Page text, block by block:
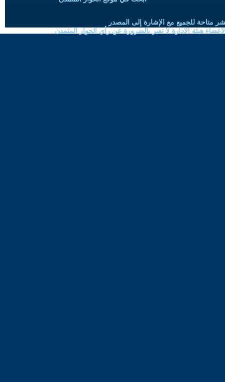
متاحة للجميع مع الإشارة إلى المصدر
هيئة الادارة لا تعبر بالضرورة عن رأي الحوار المتمدن